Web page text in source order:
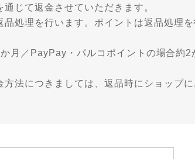
じて返金させていただきます。
処理を行います。ポイントは返品処理を
月／PayPay・パルコポイントの場合約2
法につきましては、返品時にショップに